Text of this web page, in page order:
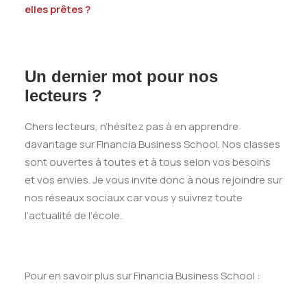
elles prêtes ?
Un dernier mot pour nos
lecteurs ?
Chers lecteurs, n’hésitez pas à en apprendre
davantage sur Financia Business School. Nos classes
sont ouvertes à toutes et à tous selon vos besoins
et vos envies. Je vous invite donc à nous rejoindre sur
nos réseaux sociaux car vous y suivrez toute
l’actualité de l’école.
Pour en savoir plus sur Financia Business School :